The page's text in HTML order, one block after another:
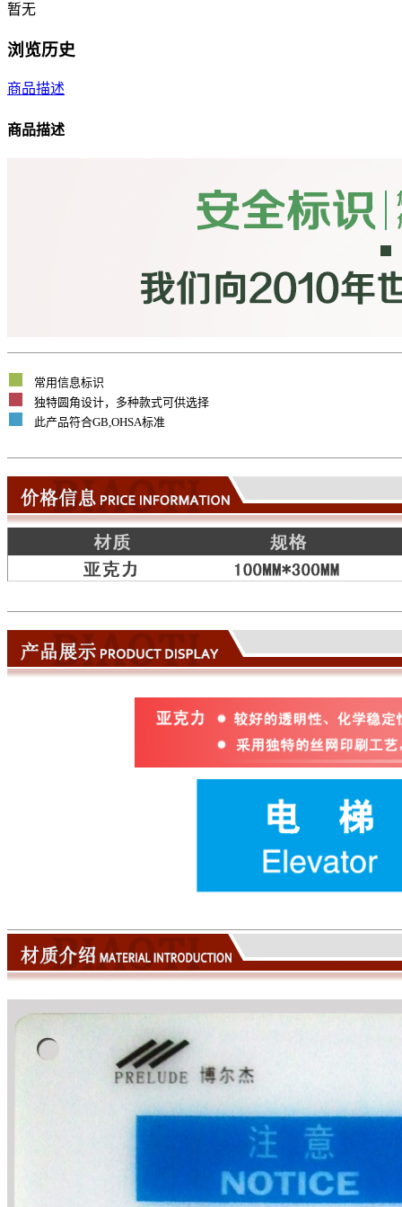
暂无
浏览历史
商品描述
商品描述
常用信息标识
独特圆角设计，多种款式可供选择
此产品符合GB,OHSA标准